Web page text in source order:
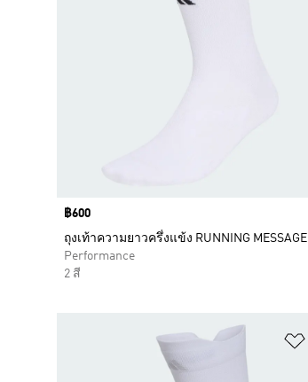
Price
฿600
ถุงเท้าความยาวครึ่งแข้ง RUNNING MESSAGE
Performance
2 สี